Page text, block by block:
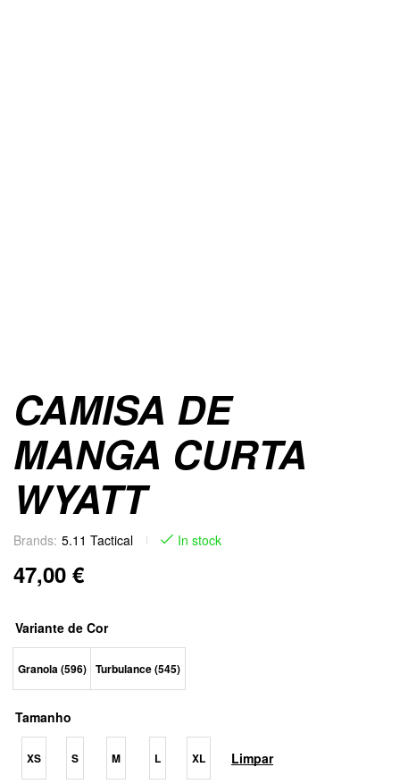
CAMISA DE
MANGA CURTA
WYATT
Brands: 5.11 Tactical In stock
47,00 €
Variante de Cor
Granola (596) Turbulance (545)
Tamanho
XS S M L XL Limpar